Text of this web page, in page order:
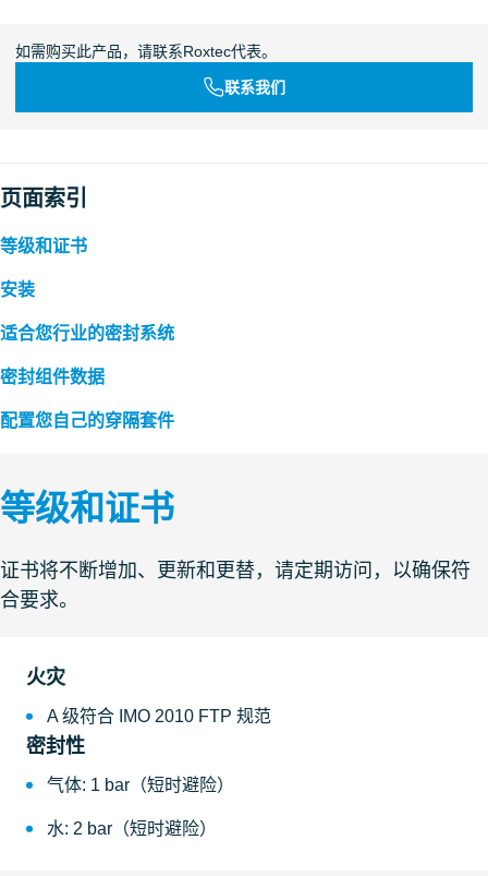
如需购买此产品，请联系Roxtec代表。
联系我们
页面索引
等级和证书
安装
适合您行业的密封系统
密封组件数据
配置您自己的穿隔套件
等级和证书
证书将不断增加、更新和更替，请定期访问，以确保符
合要求。
火灾
A 级符合 IMO 2010 FTP 规范
密封性
气体: 1 bar（短时避险）
水: 2 bar（短时避险）